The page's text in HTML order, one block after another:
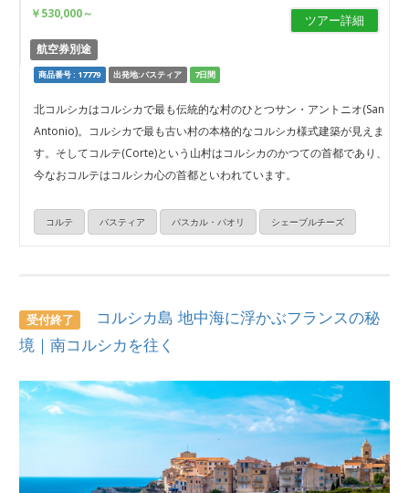
ツアー詳細
￥530,000～
航空券別途
商品番号 : 17779 出発地:バスティア 7日間
北コルシカはコルシカで最も伝統的な村のひとつサン・アントニオ(San
Antonio)。コルシカで最も古い村の本格的なコルシカ様式建築が見えま
す。そしてコルテ(Corte)という山村はコルシカのかつての首都であり、
今なおコルテはコルシカ心の首都といわれています。
コルテ バスティア パスカル・パオリ シェーブルチーズ
受付終了
コルシカ島 地中海に浮かぶフランスの秘
境｜南コルシカを往く